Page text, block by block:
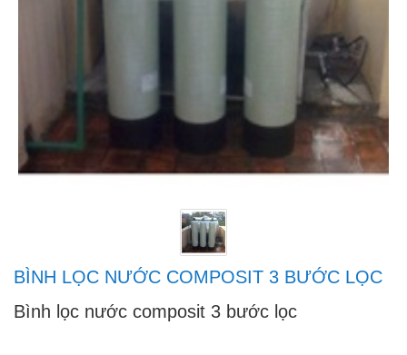
BÌNH LỌC NƯỚC COMPOSIT 3 BƯỚC LỌC
Bình lọc nước composit 3 bước lọc